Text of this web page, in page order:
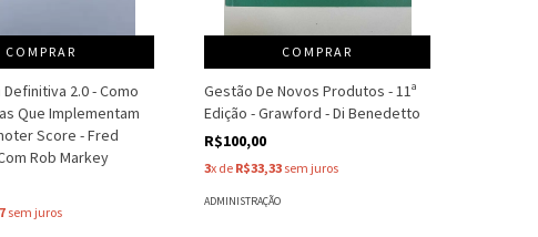
COMPRAR
2.0 - Como
Que Implementam
Score - Fred
Rob Markey
sem juros
COMPRAR
Gestão De Novos Produtos - 11ª
Edição - Grawford - Di Benedetto
R$100,00
3x de R$33,33 sem juros
ADMINISTRAÇÃO